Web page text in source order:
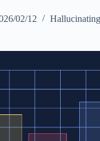
02/12